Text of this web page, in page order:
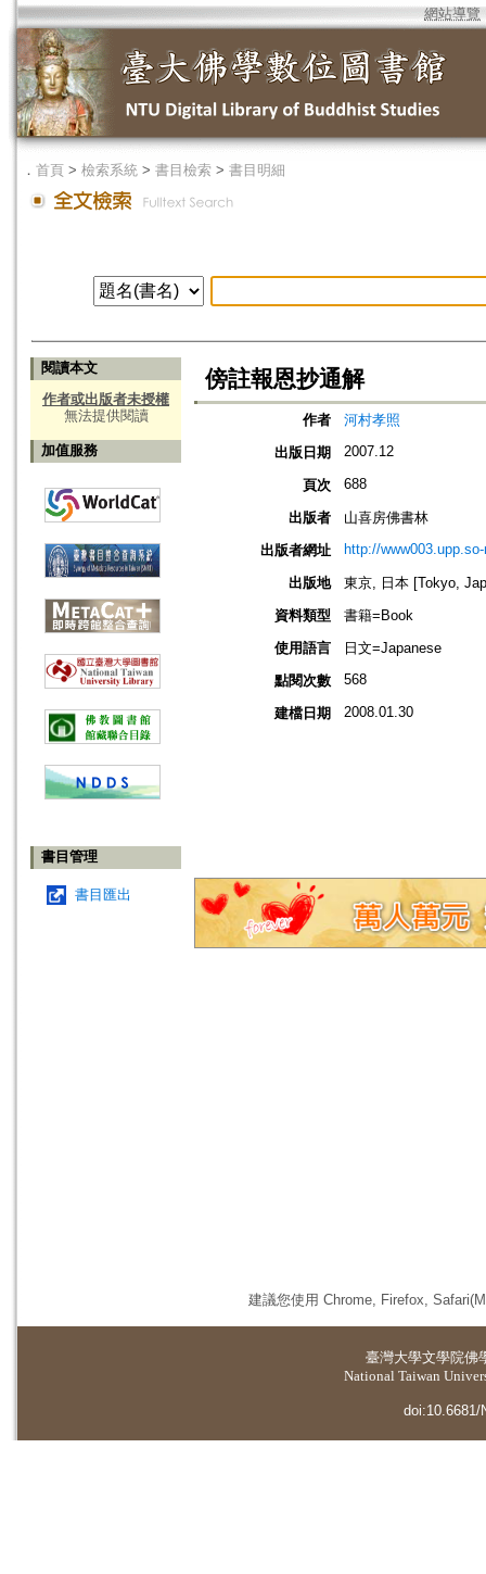
網站導覽
． 首頁 > 檢索系統 > 書目檢索 > 書目明細
閱讀本文
作者或出版者未授權
無法提供閱讀
加值服務
書目管理
書目匯出
傍註報恩抄通解
作者
河村孝照
出版日期
2007.12
頁次 688
出版者
山喜房佛書林
出版者網址
http://
出版地
東京, 日本 [Tokyo,
資料類型
書籍=Book
使用語言
日文=Japanese
點閱次數
568
建檔日期 2008.01.30
建議您使用 Chrome, Firefox,
臺灣大學文學院佛
National Taiwan
doi:10.6681/